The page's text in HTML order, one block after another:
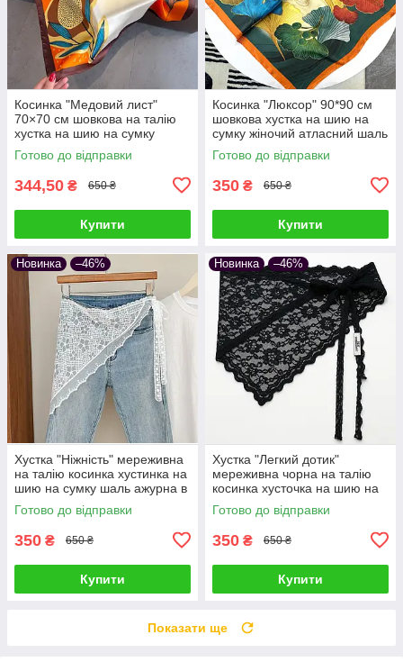
Косинка "Медовий лист"
70×70 см шовкова на талію
хустка на шию на сумку
жіночий атласний шаль з
принтом шовк-армані
Готово до відправки
344,50 ₴ 650 ₴
Купити
Косинка "Люксор" 90*90 см
шовкова хустка на шию на
сумку жіночий атласний шаль
з принтом шовк-армані
Готово до відправки
350 ₴ 650 ₴
Купити
Новинка –46%
Хустка "Ніжність" мереживна
на талію косинка хустинка на
шию на сумку шаль ажурна в
квітковий принт
Готово до відправки
350 ₴ 650 ₴
Купити
Новинка –46%
Хустка "Легкий дотик"
мереживна чорна на талію
косинка хусточка на шию на
сумку шаль ажурна в
квітковий принт
Готово до відправки
350 ₴ 650 ₴
Купити
Показати ще